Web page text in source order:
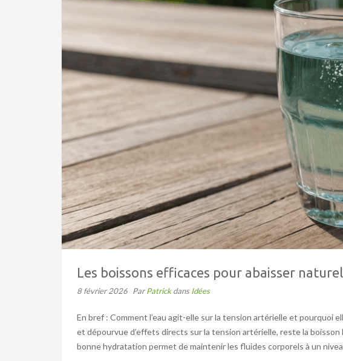
Les boissons efficaces pour abaisser
8 février 2026 ParPatrickdans Idées
En bref : Comment l’eau agit-elle sur la tension artérielle et pourquoi
et dépourvue d’effets directs sur la tension artérielle, reste la
bonne hydratation permet de maintenir les fluides corporels à un